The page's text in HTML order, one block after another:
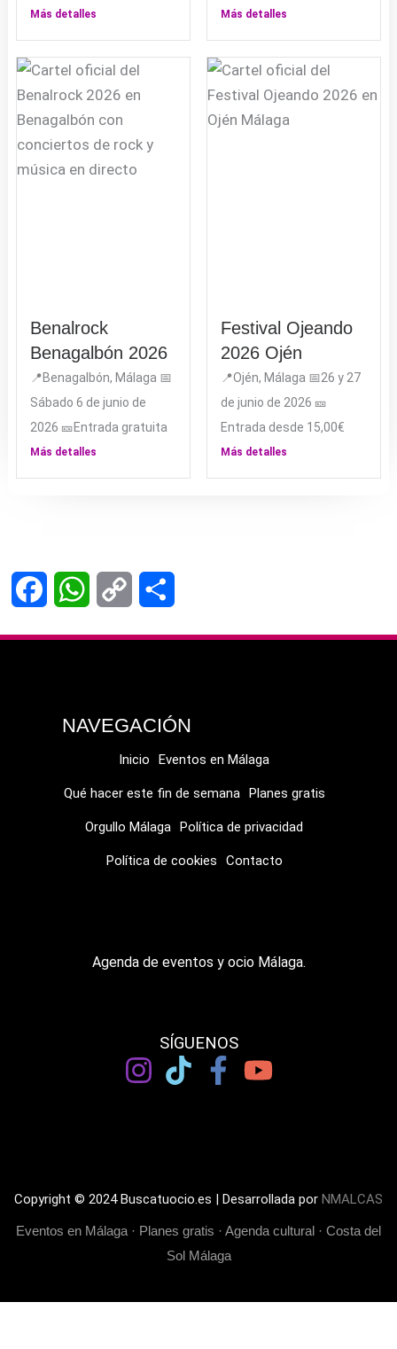
Más detalles Más detalles
Benalrock
Benagalbón 2026
📍Benagalbón, Málaga 📅
Sábado 6 de junio de
2026 🎫Entrada gratuita
Más detalles
Festival Ojeando
2026 Ojén
📍Ojén, Málaga 📅26 y 27
de junio de 2026 🎫
Entrada desde 15,00€
Más detalles
FacebookWhatsApp
Copy
NAVEGACIÓN
Inicio Eventos en Málaga
Qué hacer este fin de semana Planes gratis
Orgullo Málaga Política de privacidad
Política de cookies Contacto
Agenda de eventos y ocio Málaga.
SÍGUENOS
Copyright © 2024 Buscatuocio.es | Desarrollada por NMALCAS
Eventos en Málaga · Planes gratis · Agenda cultural · Costa del
Sol Málaga